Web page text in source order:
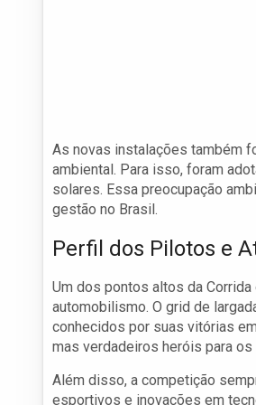
As novas instalações também
ambiental. Para isso, foram
solares. Essa preocupação
gestão no Brasil.
Perfil dos Pilotos e
Um dos pontos altos da
automobilismo. O grid de
conhecidos por suas vitórias
mas verdadeiros heróis para
Além disso, a competição
esportivos e inovações em